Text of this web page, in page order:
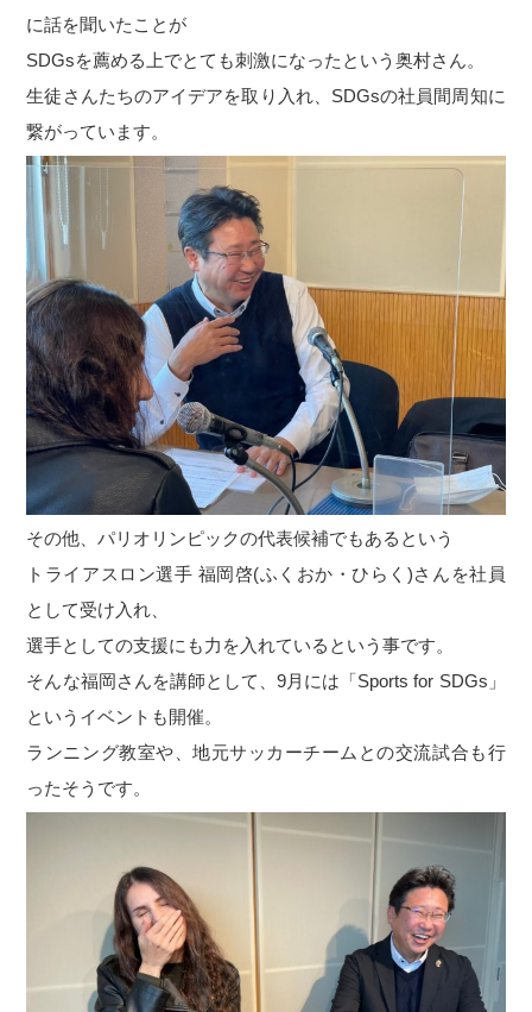
に話を聞いたことが
SDGsを薦める上でとても刺激になったという奥村さん。
生徒さんたちのアイデアを取り入れ、SDGsの社員間周知に
繋がっています。
その他、パリオリンピックの代表候補でもあるという
トライアスロン選手 福岡啓(ふくおか・ひらく)さんを社員
として受け入れ、
選手としての支援にも力を入れているという事です。
そんな福岡さんを講師として、9月には「Sports for SDGs」
というイベントも開催。
ランニング教室や、地元サッカーチームとの交流試合も行
ったそうです。